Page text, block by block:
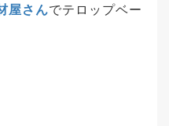
屋さんでテロップベー